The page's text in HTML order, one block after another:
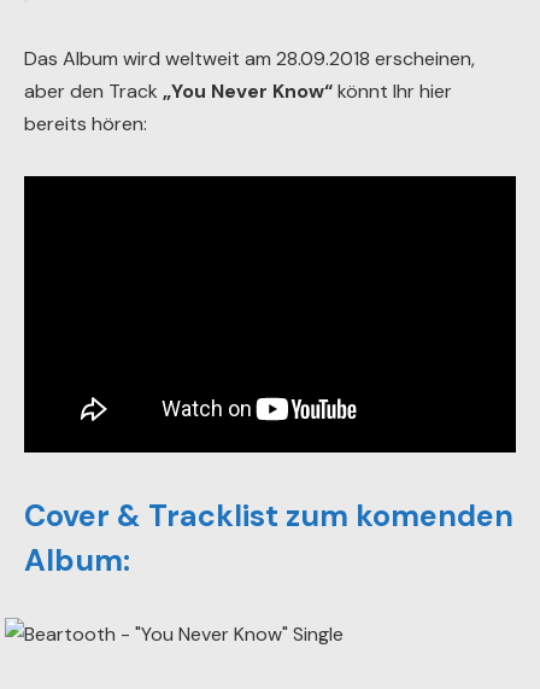
Das Album wird weltweit am 28.09.2018 erscheinen,
aber den Track „You Never Know“könnt Ihr hier
bereits hören:
Cover & Tracklist zum komenden
Album: